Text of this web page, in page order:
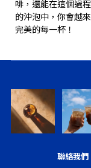
啡，還能在這個過
的沖泡中，你會越
完美的每一杯！
聯絡我們